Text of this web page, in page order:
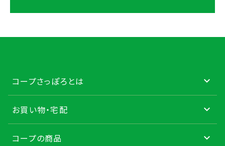
コープさっぽろとは
お買い物・宅配
コープの商品